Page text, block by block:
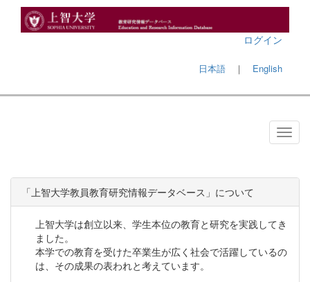
ログイン
日本語 ｜ English
「上智大学教員教育研究情報データベース」について
上智大学は創立以来、学生本位の教育と研究を実践してき
ました。
本学での教育を受けた卒業生が広く社会で活躍しているの
は、その成果の表われと考えています。